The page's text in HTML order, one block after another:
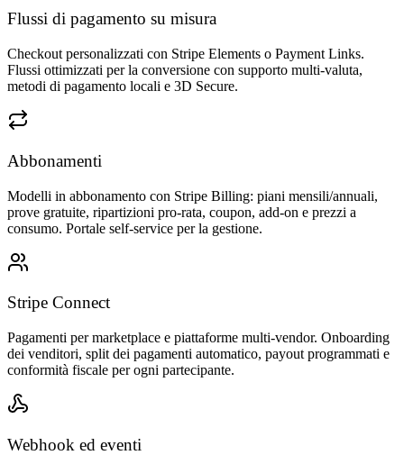
Flussi di pagamento su misura
Checkout personalizzati con Stripe Elements o Payment Links.
Flussi ottimizzati per la conversione con supporto multi-valuta,
metodi di pagamento locali e 3D Secure.
Abbonamenti
Modelli in abbonamento con Stripe Billing: piani mensili/annuali,
prove gratuite, ripartizioni pro-rata, coupon, add-on e prezzi a
consumo. Portale self-service per la gestione.
Stripe Connect
Pagamenti per marketplace e piattaforme multi-vendor. Onboarding
dei venditori, split dei pagamenti automatico, payout programmati e
conformità fiscale per ogni partecipante.
Webhook ed eventi